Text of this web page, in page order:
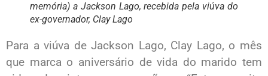
memória) a Jackson Lago, recebida pela viúva do
ex-governador, Clay Lago
Para a viúva de Jackson Lago, Clay Lago, o mês
que marca o aniversário de vida do marido tem